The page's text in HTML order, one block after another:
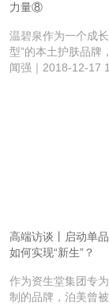
力量⑧
温碧泉作为一个成
型”的本土护肤品牌
在哪里？我们和郑耿
闻强｜2018-12-17
高端访谈丨启动单
如何实现“新生”？
作为资生堂集团专
制的品牌，泊美曾被